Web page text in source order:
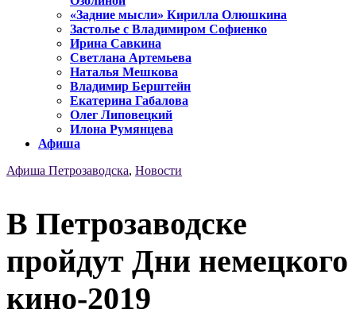
«Задние мысли» Кирилла Олюшкина
Застолье с Владимиром Софиенко
Ирина Савкина
Светлана Артемьева
Наталья Мешкова
Владимир Берштейн
Екатерина Габалова
Олег Липовецкий
Илона Румянцева
Афиша
Афиша Петрозаводска, Новости
В Петрозаводске
пройдут Дни немецкого
кино-2019